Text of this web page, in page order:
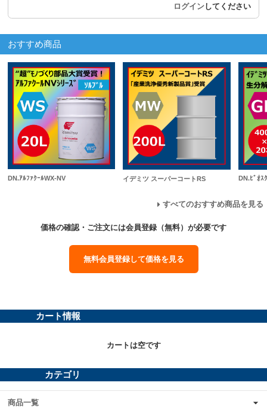
ログインしてください
おすすめ商品
DN.ｱﾙﾌｧｸｰﾙWX-NV イデミツ スーパーコートRS DN.ﾋﾞｵｽ
すべてのおすすめ商品を見る
価格の確認・ご注文には会員登録（無料）が必要です
無料会員登録して価格を見る
カート情報
カートは空です
カテゴリ
商品一覧